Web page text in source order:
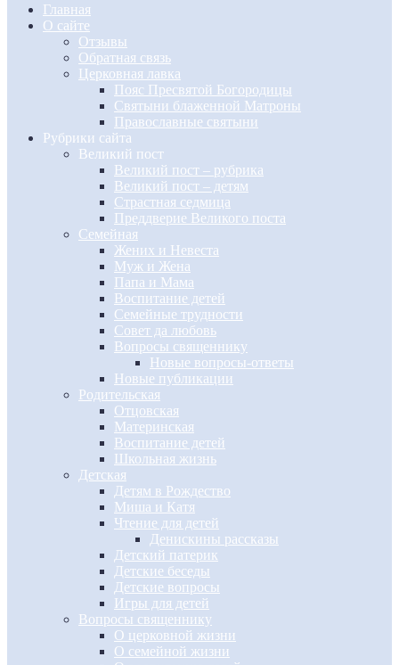
Главная
О сайте
Отзывы
Обратная связь
Церковная лавка
Пояс Пресвятой Богородицы
Святыни блаженной Матроны
Православные святыни
Рубрики сайта
Великий пост
Великий пост – рубрика
Великий пост – детям
Страстная седмица
Преддверие Великого поста
Семейная
Жених и Невеста
Муж и Жена
Папа и Мама
Воспитание детей
Семейные трудности
Совет да любовь
Вопросы священнику
Новые вопросы-ответы
Новые публикации
Родительская
Отцовская
Материнская
Воспитание детей
Школьная жизнь
Детская
Детям в Рождество
Миша и Катя
Чтение для детей
Денискины рассказы
Детский патерик
Детские беседы
Детские вопросы
Игры для детей
Вопросы священнику
О церковной жизни
О семейной жизни